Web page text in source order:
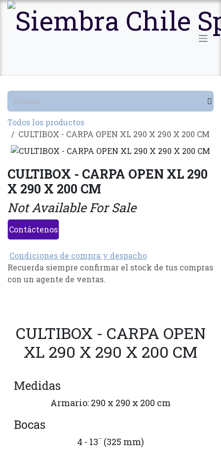
Ir al contenido
Todos los productos
CULTIBOX - CARPA OPEN XL 290 X 290 X 200 CM
CULTIBOX - CARPA OPEN XL 290
X 290 X 200 CM
Not Available For Sale
Contáctenos
Condiciones de compra y despacho
Recuerda siempre confirmar el stock de tus compras
con un agente de ventas.
CULTIBOX - CARPA OPEN
XL 290 X 290 X 200 CM
Medidas
Armario: 290 x 290 x 200 cm
Bocas
4 - 13¨ (325 mm)